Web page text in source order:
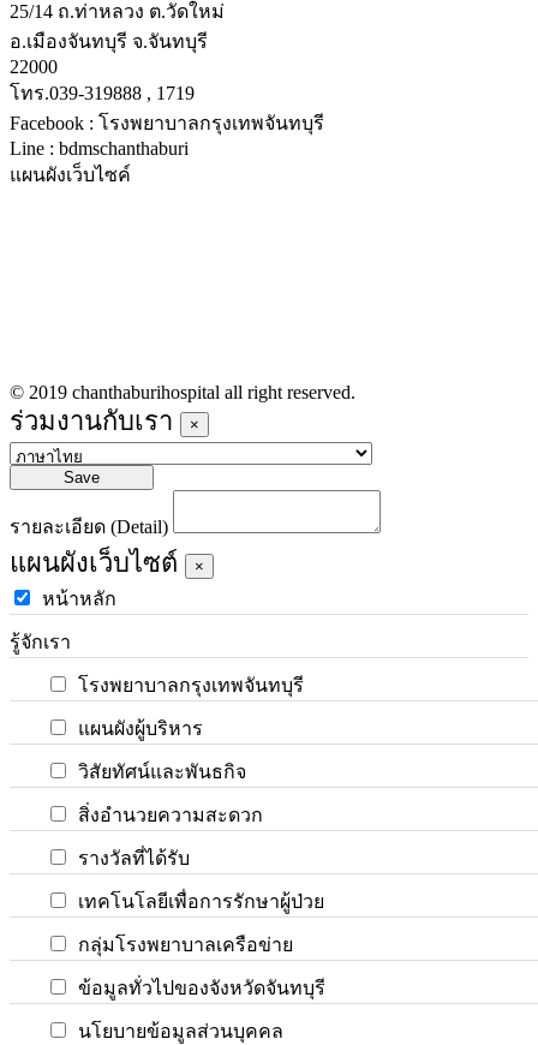
25/14 ถ.ท่าหลวง ต.วัดใหม่
อ.เมืองจันทบุรี จ.จันทบุรี
22000
โทร.039-319888 , 1719
Facebook : โรงพยาบาลกรุงเทพจันทบุรี
Line : bdmschanthaburi
แผนผังเว็บไซค์
© 2019 chanthaburihospital all right reserved.
ร่วมงานกับเรา ×
Save
รายละเอียด (Detail)
แผนผังเว็บไซต์ ×
หน้าหลัก
รู้จักเรา
โรงพยาบาลกรุงเทพจันทบุรี
แผนผังผู้บริหาร
วิสัยทัศน์และพันธกิจ
สิ่งอำนวยความสะดวก
รางวัลที่ได้รับ
เทคโนโลยีเพื่อการรักษาผู้ป่วย
กลุ่มโรงพยาบาลเครือข่าย
ข้อมูลทั่วไปของจังหวัดจันทบุรี
นโยบายข้อมูลส่วนบุคคล